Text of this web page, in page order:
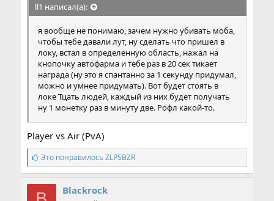
ll1 написал(а):
я вообще не понимаю, зачем нужно убивать моба,
чтобы тебе давали лут, ну сделать что пришел в
локу, встал в определенную область, нажал на
кнопочку автофарма и тебе раз в 20 сек тикает
награда (ну это я спантанно за 1 секунду придумал,
можно и умнее придумать). Вот будет стоять в
локе Тцать людей, каждый из них будет получать
ну 1 монетку раз в минуту две. Рофл какой-то.
Player vs Air (PvA)
С
и
м
п
а
Это понравилосьZLPSBZR
Blackrock